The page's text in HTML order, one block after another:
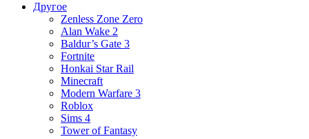
Другое
Zenless Zone Zero
Alan Wake 2
Baldur’s Gate 3
Fortnite
Honkai Star Rail
Minecraft
Modern Warfare 3
Roblox
Sims 4
Tower of Fantasy